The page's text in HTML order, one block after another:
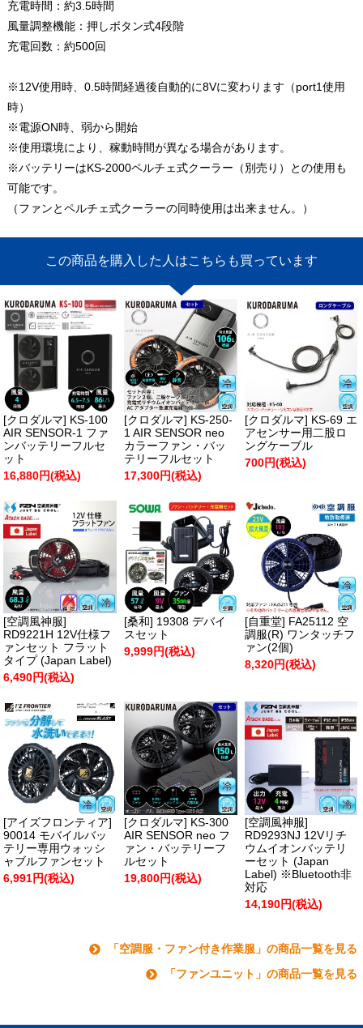
充電時間：約3.5時間
風量調整機能：押しボタン式4段階
充電回数：約500回
※12V使用時、0.5時間経過後自動的に8Vに変わります（port1使用
時）
※電源ON時、弱から開始
※使用環境により、稼動時間が異なる場合があります。
※バッテリーはKS-2000ペルチェ式クーラー（別売り）との使用も
可能です。
（ファンとペルチェ式クーラーの同時使用は出来ません。）
この商品を購入した人はこちらも買っています
[クロダルマ] KS-100
AIR SENSOR-1 ファ
ンバッテリーフルセ
ット
16,880円(税込)
[クロダルマ] KS-250-
1 AIR SENSOR neo
カラーファン・バッ
テリーフルセット
17,300円(税込)
[クロダルマ] KS-69 エ
アセンサー用二股ロ
ングケーブル
700円(税込)
[空調風神服]
RD9221H 12V仕様フ
ァンセット フラット
タイプ (Japan Label)
6,490円(税込)
[桑和] 19308 デバイ
スセット
9,999円(税込)
[自重堂] FA25112 空
調服(R) ワンタッチフ
ァン(2個)
8,320円(税込)
[アイズフロンティア]
90014 モバイルバッ
テリー専用ウォッシ
ャブルファンセット
6,991円(税込)
[クロダルマ] KS-300
AIR SENSOR neo フ
ァン・バッテリーフ
ルセット
19,800円(税込)
[空調風神服]
RD9293NJ 12Vリチ
ウムイオンバッテリ
ーセット (Japan
Label) ※Bluetooth非
対応
14,190円(税込)
「空調服・ファン付き作業服」の商品一覧を見る
「ファンユニット」の商品一覧を見る